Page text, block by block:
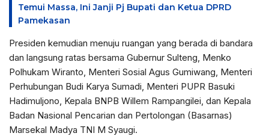
Temui Massa, Ini Janji Pj Bupati dan Ketua DPRD
Pamekasan
Presiden kemudian menuju ruangan yang berada di bandara
dan langsung ratas bersama Gubernur Sulteng, Menko
Polhukam Wiranto, Menteri Sosial Agus Gumiwang, Menteri
Perhubungan Budi Karya Sumadi, Menteri PUPR Basuki
Hadimuljono, Kepala BNPB Willem Rampangilei, dan Kepala
Badan Nasional Pencarian dan Pertolongan (Basarnas)
Marsekal Madya TNI M Syaugi.